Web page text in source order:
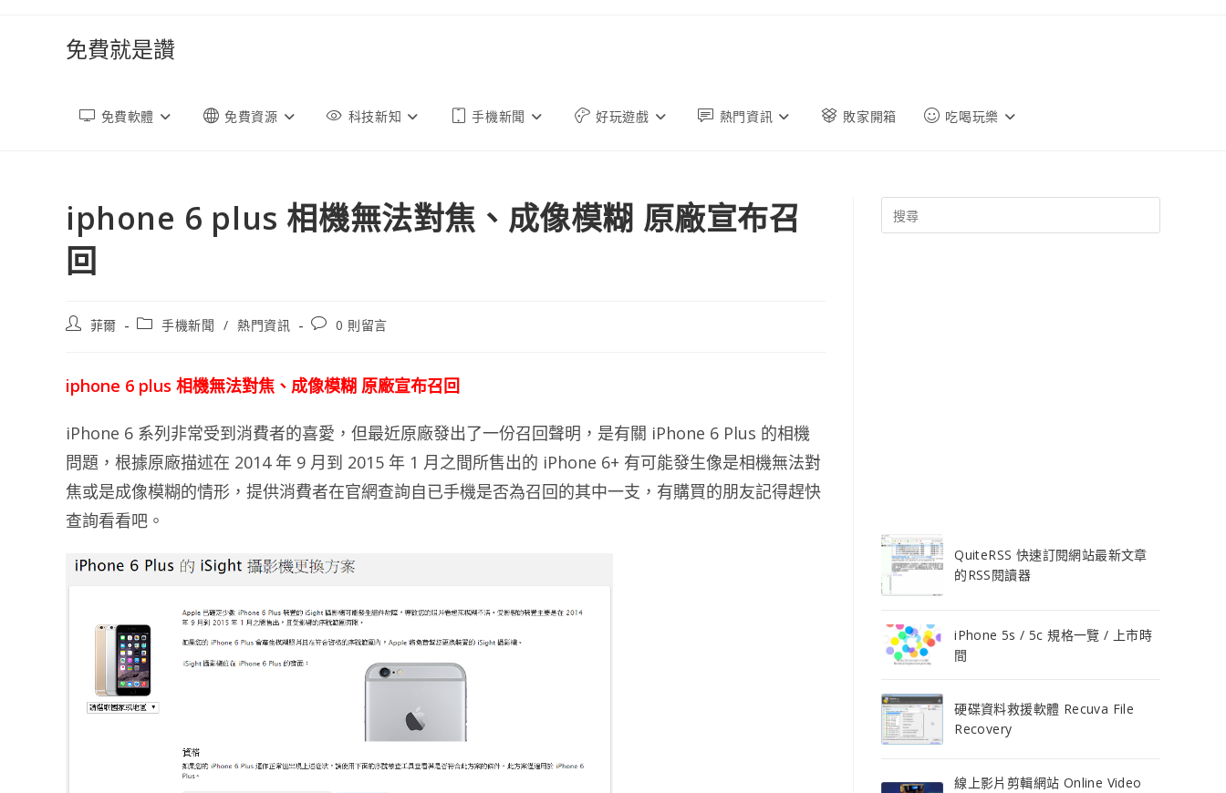
免費就是讚
免費軟體 免費資源 科技新知 手機新聞 好玩遊戲 熱門資訊 敗家開箱 吃喝玩樂
iphone 6 plus 相機無法對焦、成像模糊 原廠宣布召
回
文
者:
菲爾
文
別:
手機新聞 / 熱門資訊
文
論：
0 則留言
iphone 6 plus 相機無法對焦、成像模糊 原廠宣布召回
iPhone 6 系列非常受到消費者的喜愛，但最近原廠發出了一份召回聲明，是有關 iPhone 6 Plus 的相機
問題，根據原廠描述在 2014 年 9 月到 2015 年 1 月之間所售出的 iPhone 6+ 有可能發生像是相機無法對
焦或是成像模糊的情形，提供消費者在官網查詢自已手機是否為召回的其中一支，有購買的朋友記得趕快
查詢看看吧。
QuiteRSS 快速訂閱網站最新文章
的RSS閱讀器
iPhone 5s / 5c 規格一覽 / 上市時
間
硬碟資料救援軟體 Recuva File
Recovery
線上影片剪輯網站 Online Video